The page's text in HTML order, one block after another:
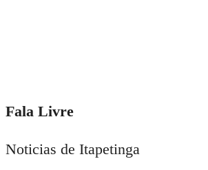
Fala Livre
Noticias de Itapetinga